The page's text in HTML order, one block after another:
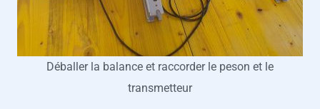
Déballer la balance et raccorder le peson et le
transmetteur